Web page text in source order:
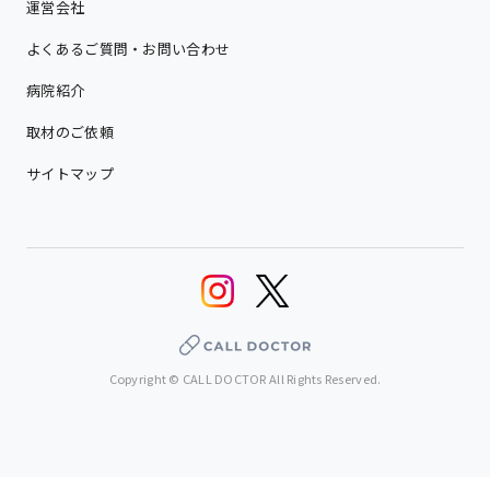
運営会社
よくあるご質問・お問い合わせ
病院紹介
取材のご依頼
サイトマップ
Copyright © CALL DOCTOR All Rights Reserved.